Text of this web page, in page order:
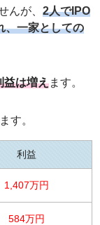
んが、 2人でIPO
、一家としての
益は増えます。
す。
利益
1,407万円
584万円